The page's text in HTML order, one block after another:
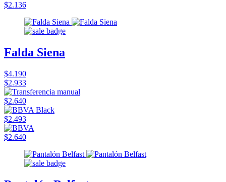
$2.136
Falda Siena
$4.190
$2.933
$2.640
$2.493
$2.640